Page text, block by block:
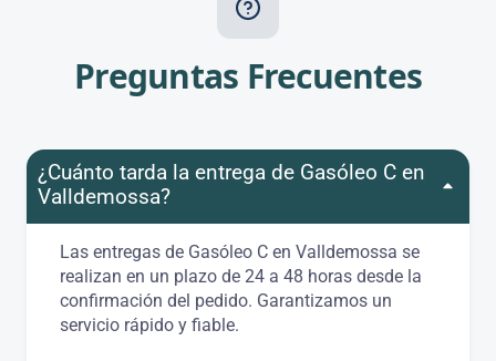
Preguntas Frecuentes
¿Cuánto tarda la entrega de Gasóleo C en
Valldemossa?
Las entregas de Gasóleo C en Valldemossa se
realizan en un plazo de 24 a 48 horas desde la
confirmación del pedido. Garantizamos un
servicio rápido y fiable.